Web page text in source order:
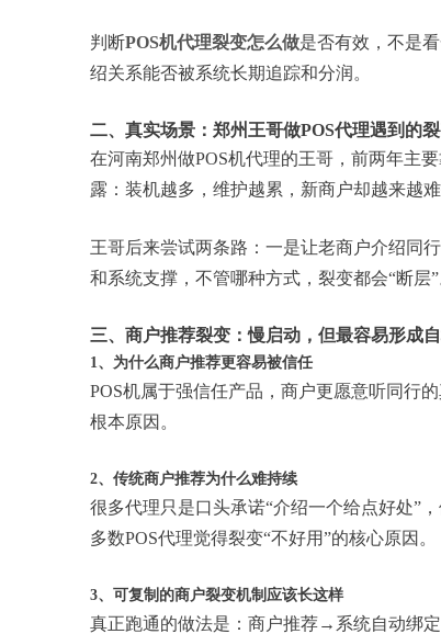
判断POS机代理裂变怎么做是否有效，不是
绍关系能否被系统长期追踪和分润。
二、真实场景：郑州王哥做POS代理遇到的
在河南郑州做POS机代理的王哥，前两年主
露：装机越多，维护越累，新商户却越来越难
王哥后来尝试两条路：一是让老商户介绍同
和系统支撑，不管哪种方式，裂变都会“断层”
三、商户推荐裂变：慢启动，但最容易形成
1、为什么商户推荐更容易被信任
POS机属于强信任产品，商户更愿意听同行
根本原因。
2、传统商户推荐为什么难持续
很多代理只是口头承诺“介绍一个给点好处”
多数POS代理觉得裂变“不好用”的核心原因。
3、可复制的商户裂变机制应该长这样
真正跑通的做法是：商户推荐→系统自动绑